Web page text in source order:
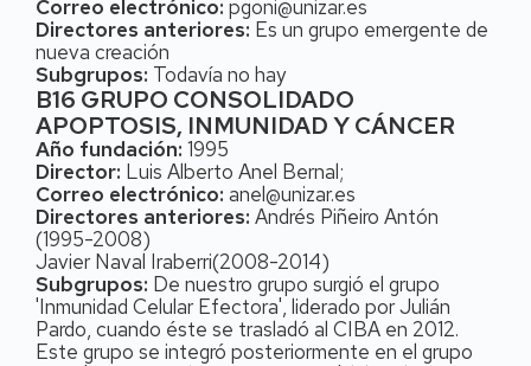
Correo electrónico: pgoni@unizar.es
Directores anteriores: Es un grupo emergente de
nueva creación
Subgrupos: Todavía no hay
B16 GRUPO CONSOLIDADO
APOPTOSIS, INMUNIDAD Y CÁNCER
Año fundación: 1995
Director: Luis Alberto Anel Bernal;
Correo electrónico: anel@unizar.es
Directores anteriores: Andrés Piñeiro Antón
(1995-2008)
Javier Naval Iraberri(2008-2014)
Subgrupos: De nuestro grupo surgió el grupo
'Inmunidad Celular Efectora', liderado por Julián
Pardo, cuando éste se trasladó al CIBA en 2012.
Este grupo se integró posteriormente en el grupo